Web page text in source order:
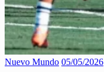
Nuevo Mundo 05/05/2026